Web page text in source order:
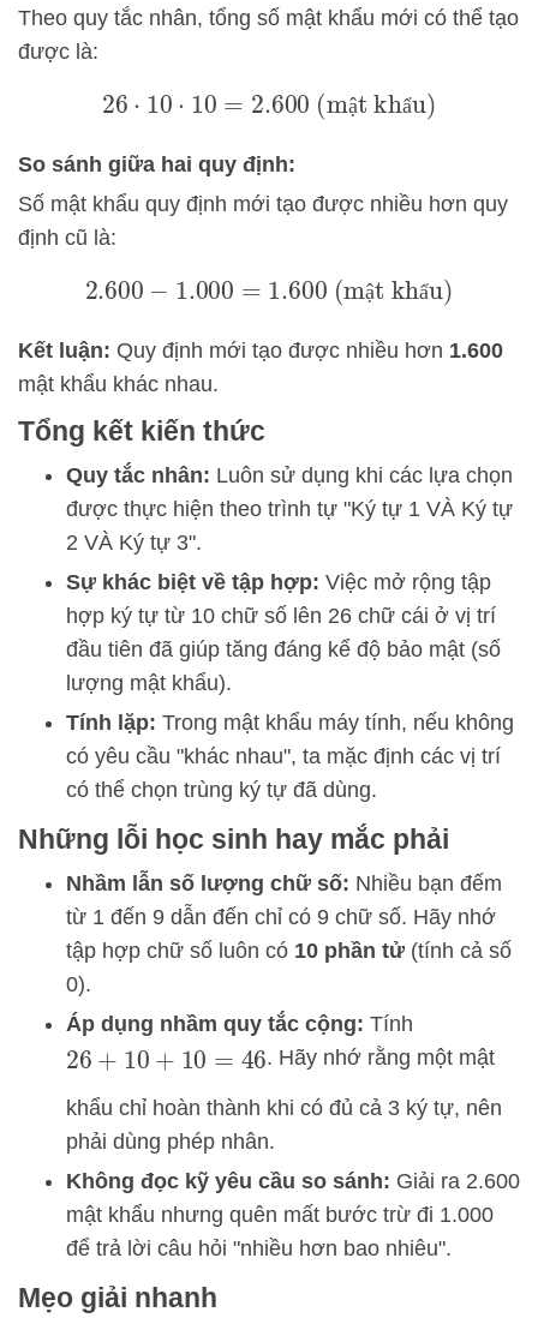
Theo quy tắc nhân, tổng số mật khẩu mới có thể tạo
được là:
ậ ẩ
26 ⋅10 ⋅ 10=2.600(mật khẩu)
So sánh giữa hai quy định:
Số mật khẩu quy định mới tạo được nhiều hơn quy
định cũ là:
ậ ẩ
2.600 1.000 =1.600(mật khẩu)
Kết luận: Quy định mới tạo được nhiều hơn 1.600
mật khẩu khác nhau.
Tổng kết kiến thức
Quy tắc nhân: Luôn sử dụng khi các lựa chọn
được thực hiện theo trình tự "Ký tự 1 VÀ Ký tự
2 VÀ Ký tự 3".
Sự khác biệt về tập hợp: Việc mở rộng tập
hợp ký tự từ 10 chữ số lên 26 chữ cái ở vị trí
đầu tiên đã giúp tăng đáng kể độ bảo mật (số
lượng mật khẩu).
Tính lặp: Trong mật khẩu máy tính, nếu không
có yêu cầu "khác nhau", ta mặc định các vị trí
có thể chọn trùng ký tự đã dùng.
Những lỗi học sinh hay mắc phải
Nhầm lẫn số lượng chữ số: Nhiều bạn đếm
từ 1 đến 9 dẫn đến chỉ có 9 chữ số. Hãy nhớ
tập hợp chữ số luôn có 10 phần tử (tính cả số
0).
Áp dụng nhầm quy tắc cộng: Tính
26 +10+ 10 =46 . Hãy nhớ rằng một mật
khẩu chỉ hoàn thành khi có đủ cả 3 ký tự, nên
phải dùng phép nhân.
Không đọc kỹ yêu cầu so sánh: Giải ra 2.600
mật khẩu nhưng quên mất bước trừ đi 1.000
để trả lời câu hỏi "nhiều hơn bao nhiêu".
Mẹo giải nhanh